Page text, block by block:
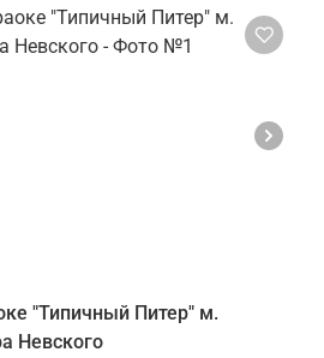
"Типичный Питер" м.
Невского